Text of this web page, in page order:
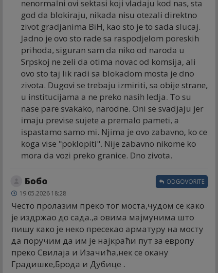
nenormalni ovi sektasi koji vladaju kod nas, sta
god da blokiraju, nikada nisu otezali direktno
zivot gradjanima BiH, kao sto je to sada slucaj.
Jadno je ovo sto rade sa raspodjelom poreskih
prihoda, siguran sam da niko od naroda u
Srpskoj ne zeli da otima novac od komsija, ali
ovo sto taj lik radi sa blokadom mosta je dno
zivota. Dugovi se trebaju izmiriti, sa obije strane,
u institucijama a ne preko nasih ledja. To su
nase pare svakako, narodne. Oni se svadjaju jer
imaju previse sujete a premalo pameti, a
ispastamo samo mi. Njima je ovo zabavno, ko ce
koga vise "poklopiti". Nije zabavno nikome ko
mora da vozi preko granice. Dno zivota.
Бобо
19.05.2026 18:28
Често пролазим преко тог моста,чудом се како
је издржао до сада.,а овима мајмунима што
пишу како је неко пресекао арматуру на мосту
да поручим да им је најкраћи пут за европу
преко Свилаја и Изачића,нек се окану
Градишке,Брода и Дубице .
ODGOVORITE